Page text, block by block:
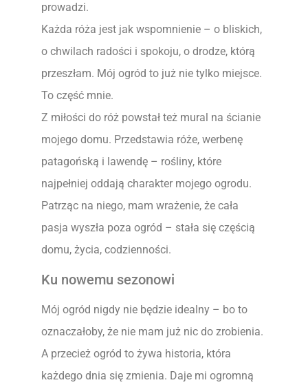
prowadzi.
Każda róża jest jak wspomnienie – o bliskich,
o chwilach radości i spokoju, o drodze, którą
przeszłam. Mój ogród to już nie tylko miejsce.
To część mnie.
Z miłości do róż powstał też mural na ścianie
mojego domu. Przedstawia róże, werbenę
patagońską i lawendę – rośliny, które
najpełniej oddają charakter mojego ogrodu.
Patrząc na niego, mam wrażenie, że cała
pasja wyszła poza ogród – stała się częścią
domu, życia, codzienności.
Ku nowemu sezonowi
Mój ogród nigdy nie będzie idealny – bo to
oznaczałoby, że nie mam już nic do zrobienia.
A przecież ogród to żywa historia, która
każdego dnia się zmienia. Daje mi ogromną